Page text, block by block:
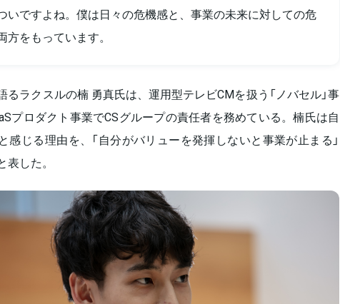
いですよね。僕は日々の危機感と、事業の未来に対しての危
方をもっています。
るラクスルの楠 勇真氏は、運用型テレビCMを扱う「ノバセル」事
プロダクト事業でCSグループの責任者を務めている。楠氏は自
感じる理由を、「自分がバリューを発揮しないと事業が止まる」
した。